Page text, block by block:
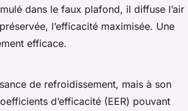
dans le faux plafond, il diffuse l’air
l’efficacité maximisée. Une
efficace.
de refroidissement, mais à son
d’efficacité (EER) pouvant